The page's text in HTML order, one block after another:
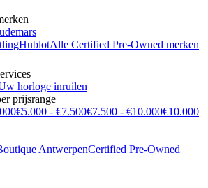
HublotAlle Certified Pre-Owned merken
horloge inruilen
prijsrange
€5.000 - €7.500€7.500 - €10.000€10.000
AntwerpenCertified Pre-Owned